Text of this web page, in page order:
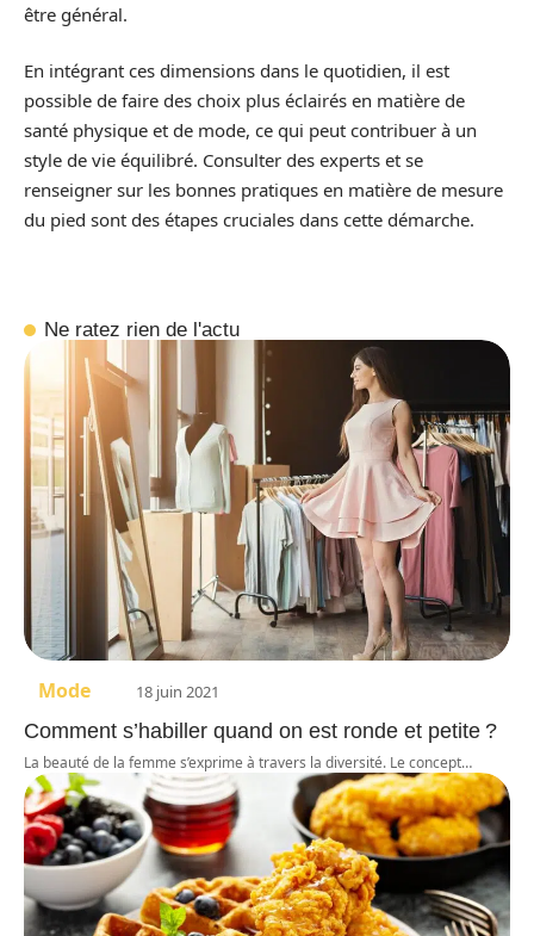
être général.
En intégrant ces dimensions dans le quotidien, il est
possible de faire des choix plus éclairés en matière de
santé physique et de mode, ce qui peut contribuer à un
style de vie équilibré. Consulter des experts et se
renseigner sur les bonnes pratiques en matière de mesure
du pied sont des étapes cruciales dans cette démarche.
Ne ratez rien de l'actu
Mode 18 juin 2021
Comment s’habiller quand on est ronde et petite ?
La beauté de la femme s’exprime à travers la diversité. Le concept…